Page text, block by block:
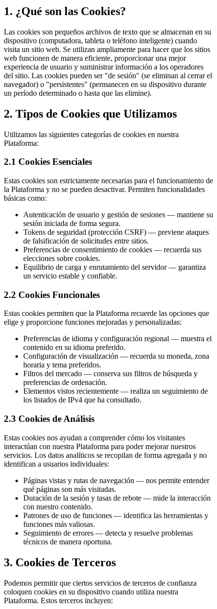
1. ¿Qué son las Cookies?
Las cookies son pequeños archivos de texto que se almacenan en su
dispositivo (computadora, tableta o teléfono inteligente) cuando
visita un sitio web. Se utilizan ampliamente para hacer que los sitios
web funcionen de manera eficiente, proporcionar una mejor
experiencia de usuario y suministrar información a los operadores
del sitio. Las cookies pueden ser "de sesión" (se eliminan al cerrar el
navegador) o "persistentes" (permanecen en su dispositivo durante
un período determinado o hasta que las elimine).
2. Tipos de Cookies que Utilizamos
Utilizamos las siguientes categorías de cookies en nuestra
Plataforma:
2.1 Cookies Esenciales
Estas cookies son estrictamente necesarias para el funcionamiento de
la Plataforma y no se pueden desactivar. Permiten funcionalidades
básicas como:
Autenticación de usuario y gestión de sesiones — mantiene su
sesión iniciada de forma segura.
Tokens de seguridad (protección CSRF) — previene ataques
de falsificación de solicitudes entre sitios.
Preferencias de consentimiento de cookies — recuerda sus
elecciones sobre cookies.
Equilibrio de carga y enrutamiento del servidor — garantiza
un servicio estable y confiable.
2.2 Cookies Funcionales
Estas cookies permiten que la Plataforma recuerde las opciones que
elige y proporcione funciones mejoradas y personalizadas:
Preferencias de idioma y configuración regional — muestra el
contenido en su idioma preferido.
Configuración de visualización — recuerda su moneda, zona
horaria y tema preferidos.
Filtros del mercado — conserva sus filtros de búsqueda y
preferencias de ordenación.
Elementos vistos recientemente — realiza un seguimiento de
los listados de IPv4 que ha consultado.
2.3 Cookies de Análisis
Estas cookies nos ayudan a comprender cómo los visitantes
interactúan con nuestra Plataforma para poder mejorar nuestros
servicios. Los datos analíticos se recopilan de forma agregada y no
identifican a usuarios individuales:
Páginas vistas y rutas de navegación — nos permite entender
qué páginas son más visitadas.
Duración de la sesión y tasas de rebote — mide la interacción
con nuestro contenido.
Patrones de uso de funciones — identifica las herramientas y
funciones más valiosas.
Seguimiento de errores — detecta y resuelve problemas
técnicos de manera oportuna.
3. Cookies de Terceros
Podemos permitir que ciertos servicios de terceros de confianza
coloquen cookies en su dispositivo cuando utiliza nuestra
Plataforma. Estos terceros incluyen: